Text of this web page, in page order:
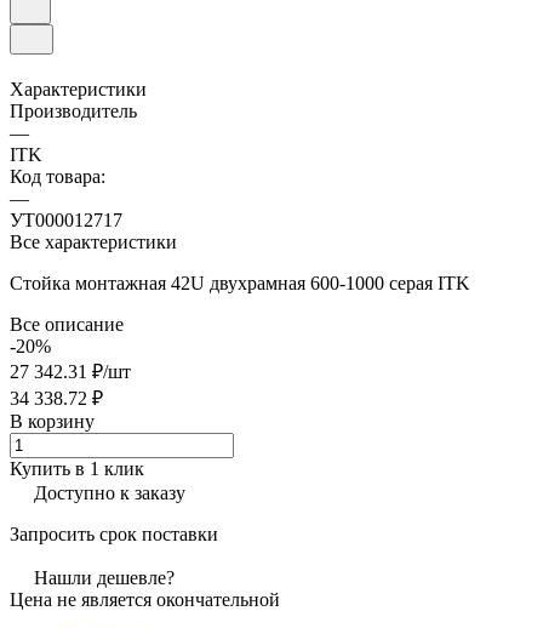
Характеристики
Производитель
—
ITK
Код товара:
—
УТ000012717
Все характеристики
Стойка монтажная 42U двухрамная 600-1000 серая ITK
Все описание
-20%
27 342.31 ₽/шт
34 338.72 ₽
В корзину
Купить в 1 клик
Доступно к заказу
Запросить срок поставки
Нашли дешевле?
Цена не является окончательной